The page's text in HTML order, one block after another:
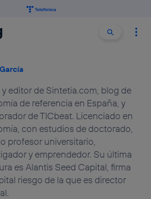
Buscar
editor de Sintetia.com, blog de
de referencia en España, y
de TICbeat. Licenciado en
con estudios de doctorado,
profesor universitario,
y emprendedor. Su última
es Alantis Seed Capital, firma
riesgo de la que es director